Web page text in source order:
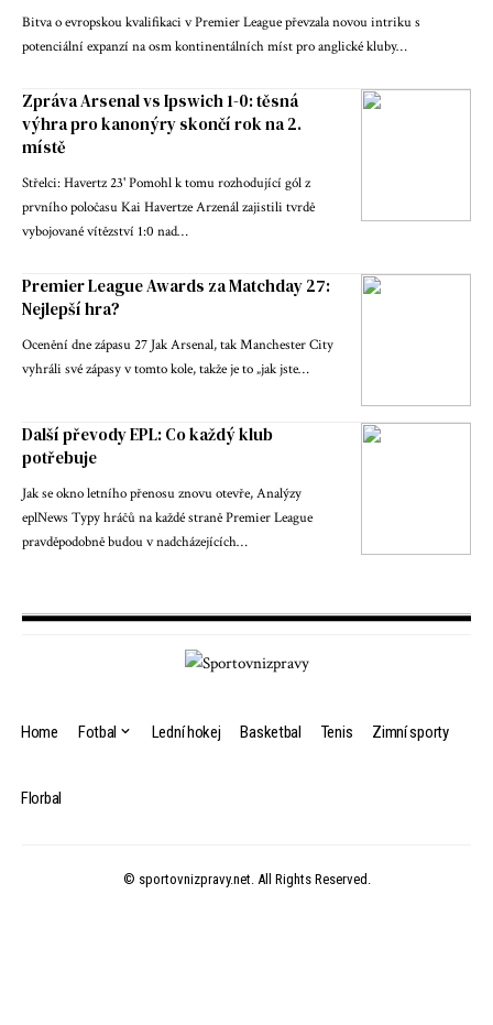
Bitva o evropskou kvalifikaci v Premier League převzala novou intriku s
potenciální expanzí na osm kontinentálních míst pro anglické kluby…
Zpráva Arsenal vs Ipswich 1-0: těsná
výhra pro kanonýry skončí rok na 2.
místě
Střelci: Havertz 23' Pomohl k tomu rozhodující gól z
prvního poločasu Kai Havertze Arzenál zajistili tvrdě
vybojované vítězství 1:0 nad…
Premier League Awards za Matchday 27:
Nejlepší hra?
Ocenění dne zápasu 27 Jak Arsenal, tak Manchester City
vyhráli své zápasy v tomto kole, takže je to „jak jste…
Další převody EPL: Co každý klub
potřebuje
Jak se okno letního přenosu znovu otevře, Analýzy
eplNews Typy hráčů na každé straně Premier League
pravděpodobně budou v nadcházejících…
Home Fotbal Lední hokej Basketbal Tenis Zimní sporty
Florbal
© sportovnizpravy.net. All Rights Reserved.